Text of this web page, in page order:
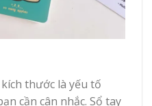
kích thước là yếu tố
cần cân nhắc. Sổ tay